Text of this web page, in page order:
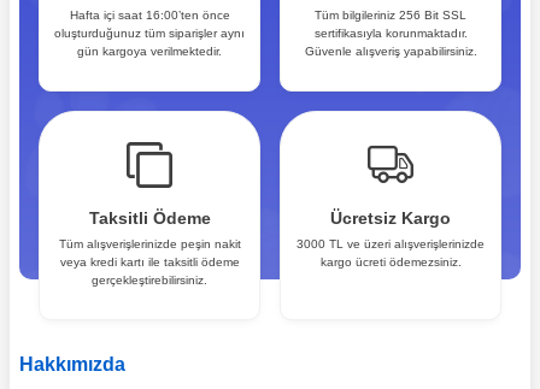
Hafta içi saat 16:00’ten önce
oluşturduğunuz tüm siparişler aynı
gün kargoya verilmektedir.
Tüm bilgileriniz 256 Bit SSL
sertifikasıyla korunmaktadır.
Güvenle alışveriş yapabilirsiniz.
Taksitli Ödeme
Tüm alışverişlerinizde peşin nakit
veya kredi kartı ile taksitli ödeme
gerçekleştirebilirsiniz.
Ücretsiz Kargo
3000 TL ve üzeri alışverişlerinizde
kargo ücreti ödemezsiniz.
Hakkımızda